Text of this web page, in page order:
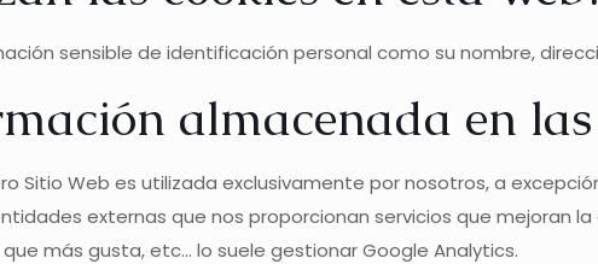
sensible de identificación personal como su nombre,
almacenada en las
Sitio Web es utilizada exclusivamente por nosotros, a
externas que nos proporcionan servicios que mejoran
más gusta, etc... lo suele gestionar Google Analytics.